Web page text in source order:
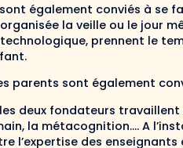
également conviés à se
la veille ou le jour
prennent le
parents sont également
les deux fondateurs
la métacognition…. A
l’expertise des